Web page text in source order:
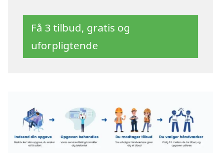
Få 3 tilbud, gratis og
uforpligtende